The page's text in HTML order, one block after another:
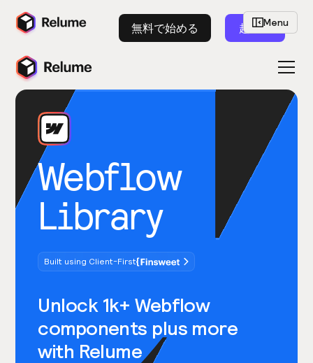
無料で始める 起動
Webflow
Library
Built using Client-First
Unlock 1k+ Webflow
components plus more
with Relume
Menu